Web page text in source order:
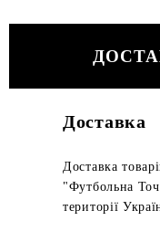
Доставка
Доставка
"Футбольна
території